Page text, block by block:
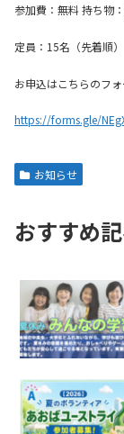
参加費：無料 持ち物
定員：15名（先着順）
お申込はこちらのフ
https://forms.gle/
お知らせ
おすすめ